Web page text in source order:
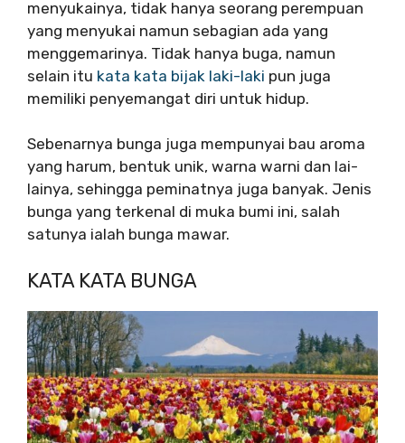
menyukainya, tidak hanya seorang perempuan
yang menyukai namun sebagian ada yang
menggemarinya. Tidak hanya buga, namun
selain itu kata kata bijak laki-laki pun juga
memiliki penyemangat diri untuk hidup.
Sebenarnya bunga juga mempunyai bau aroma
yang harum, bentuk unik, warna warni dan lai-
lainya, sehingga peminatnya juga banyak. Jenis
bunga yang terkenal di muka bumi ini, salah
satunya ialah bunga mawar.
KATA KATA BUNGA